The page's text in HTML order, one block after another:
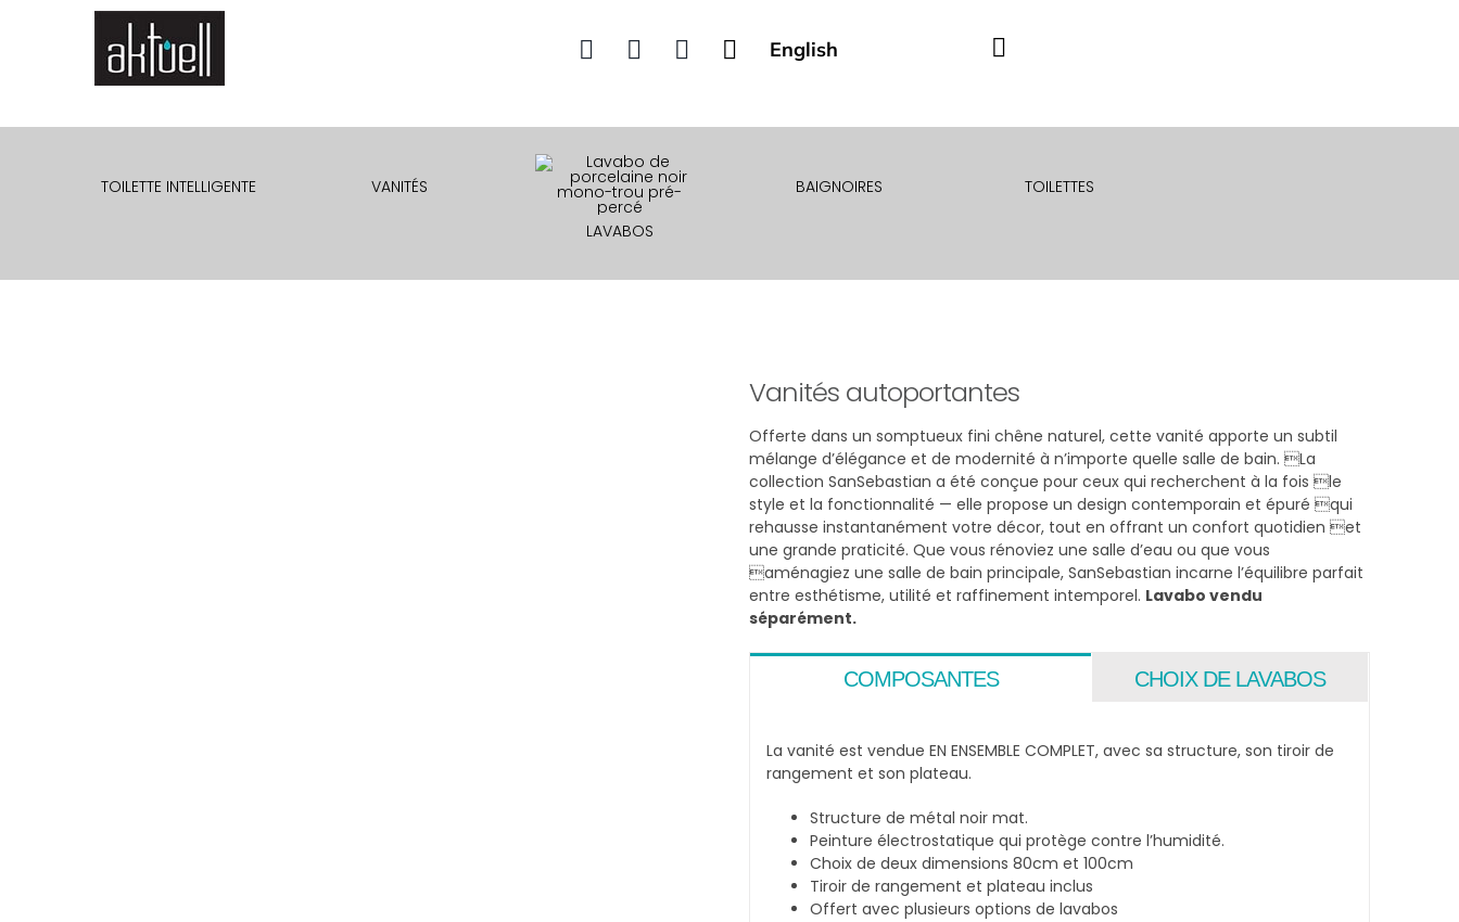
English
Navigation
bascule
English
TOILETTE INTELLIGENTE VANITÉS
LAVABOS
BAIGNOIRES TOILETTES
Vanités autoportantes
Offerte dans un somptueux fini chêne naturel, cette vanité apporte un subtil
mélange d’élégance et de modernité à n’importe quelle salle de bain. La
collection SanSebastian a été conçue pour ceux qui recherchent à la fois le
style et la fonctionnalité — elle propose un design contemporain et épuré qui
rehausse instantanément votre décor, tout en offrant un confort quotidien et
une grande praticité. Que vous rénoviez une salle d’eau ou que vous
aménagiez une salle de bain principale, SanSebastian incarne l’équilibre parfait
entre esthétisme, utilité et raffinement intemporel. Lavabo vendu
séparément.
COMPOSANTES CHOIX DE LAVABOS
La vanité est vendue EN ENSEMBLE COMPLET, avec sa structure, son tiroir de
rangement et son plateau.
Structure de métal noir mat.
Peinture électrostatique qui protège contre l’humidité.
Choix de deux dimensions 80cm et 100cm
Tiroir de rangement et plateau inclus
Offert avec plusieurs options de lavabos